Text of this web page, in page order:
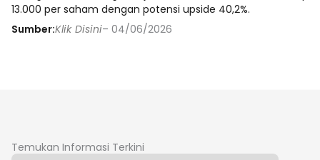
13.000 per saham dengan potensi upside 40,2%.
Sumber:Klik Disini– 04/06/2026
Temukan Informasi Terkini